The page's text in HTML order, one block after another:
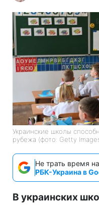
Украинские школы
рубежа (фото: Getty
Не трать время
РБК-Украина в
В украинских